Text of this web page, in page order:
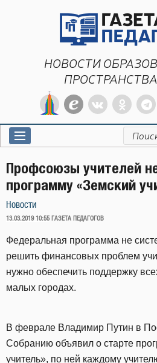
НОВОСТИ
Профсоюзы учителей
программу «Земский
Новости
ОПУБЛИКОВАНО
13.03.2019 10:55 ГАЗЕТА ПЕДАГОГОВ
Федеральная программа не
решить финансовых проблем
нужно обеспечить поддержку
малых городах.
В феврале Владимир Путин в
Собранию объявил о старте
учитель», по ней каждому